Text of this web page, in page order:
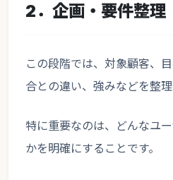
2．企画・要件整理
この段階では、対象顧客、
合との違い、強みなどを整理
特に重要なのは、どんなユ
かを明確にすることです。